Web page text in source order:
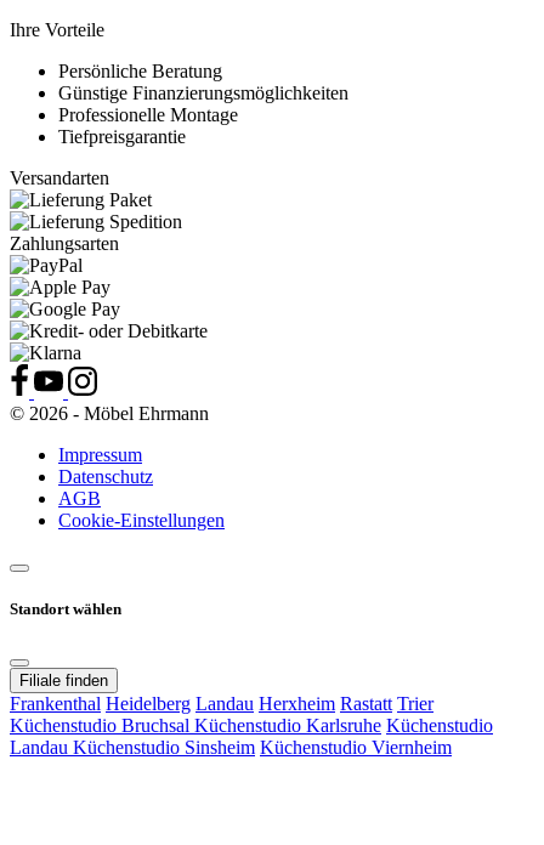
Ihre Vorteile
Persönliche Beratung
Günstige Finanzierungsmöglichkeiten
Professionelle Montage
Tiefpreisgarantie
Versandarten
Zahlungsarten
© 2026 - Möbel Ehrmann
Impressum
Datenschutz
AGB
Cookie-Einstellungen
Standort wählen
Filiale finden
Frankenthal Heidelberg Landau Herxheim Rastatt Trier
Küchenstudio Bruchsal Küchenstudio Karlsruhe Küchenstudio
Landau Küchenstudio Sinsheim Küchenstudio Viernheim